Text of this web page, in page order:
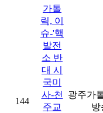
144
가톨
릭, 이
슈-'핵
발전
소 반
대 시
국미
사-천
주교
광주가
방